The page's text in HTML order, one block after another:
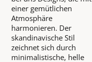
einer gemütlichen
Atmosphäre
harmonieren. Der
skandinavische Stil
zeichnet sich durch
minimalistische, helle